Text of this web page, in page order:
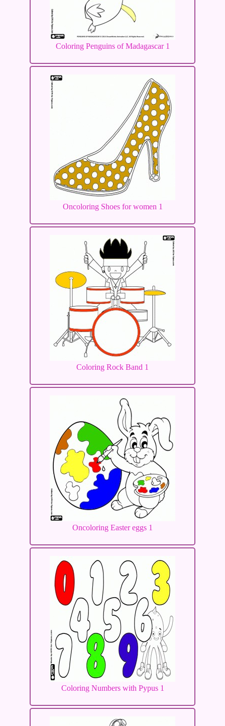
Coloring Penguins of Madagascar 1
Oncoloring Shoes for women 1
Coloring Rock Band 1
Oncoloring Easter eggs 1
Coloring Numbers with Pypus 1